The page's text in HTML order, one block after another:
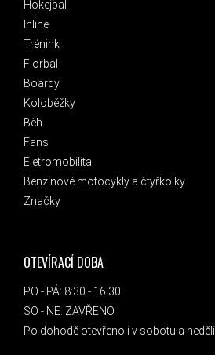
Hokejbal
Inline
Trénink
Florbal
Boardy
Koloběžky
Běh
Fans
Eletromobilita
Benzínové motocykly a čtyřkolky
Značky
OTEVÍRACÍ DOBA
PO - PÁ: 8:30 - 16:30
SO - NE: ZAVŘENO
Po dohodě otevřeno i v sobotu a neděli.